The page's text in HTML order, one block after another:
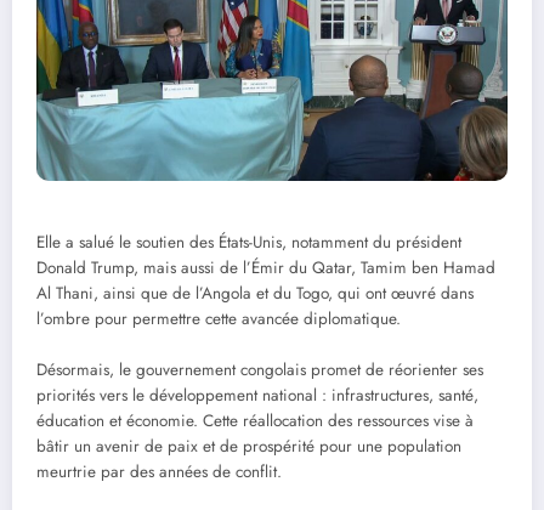
Elle a salué le soutien des États-Unis, notamment du président
Donald Trump, mais aussi de l’Émir du Qatar, Tamim ben Hamad
Al Thani, ainsi que de l’Angola et du Togo, qui ont œuvré dans
l’ombre pour permettre cette avancée diplomatique.
Désormais, le gouvernement congolais promet de réorienter ses
priorités vers le développement national : infrastructures, santé,
éducation et économie. Cette réallocation des ressources vise à
bâtir un avenir de paix et de prospérité pour une population
meurtrie par des années de conflit.